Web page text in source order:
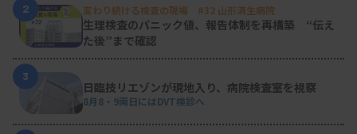
2 変わり続ける検査の現場 #32 山形済生病院
生理検査のパニック値、報告体制を再構築 “伝え
た後”まで確認
3
日臨技リエゾンが現地入り、病院検査室を視察
8月8・9両日にはDVT検診へ